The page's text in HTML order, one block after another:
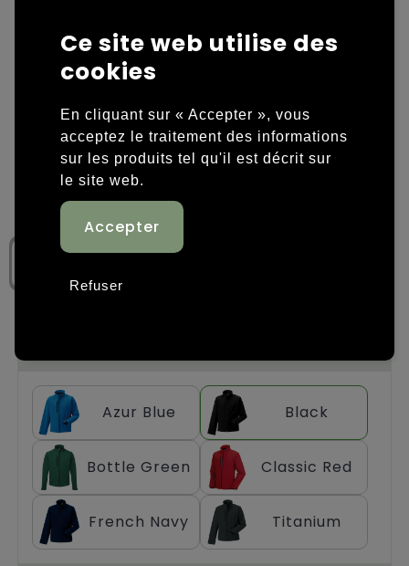
Housses et sacoches ordinateurs portables
Overige tassen
Sacs en papier
Sacs promotionnels
Sacs de voyage
Sacs à dos
Sacs porté épaule
Chariots
Overige kleding
Polos
Sweaters personnalisés
T-shirts personnalisés
Vestes personnalisées
Chaussures personnalisées
Azur Blue Black
Bottle Green Classic Red
French Navy Titanium
Ce site web utilise des
cookies
En cliquant sur « Accepter », vous
acceptez le traitement des informations
sur les produits tel qu'il est décrit sur
le site web.
Refuser